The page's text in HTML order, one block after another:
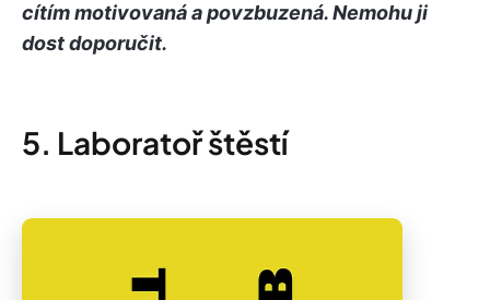
cítím motivovaná a povzbuzená. Nemohu ji
dost doporučit.
5. Laboratoř štěstí